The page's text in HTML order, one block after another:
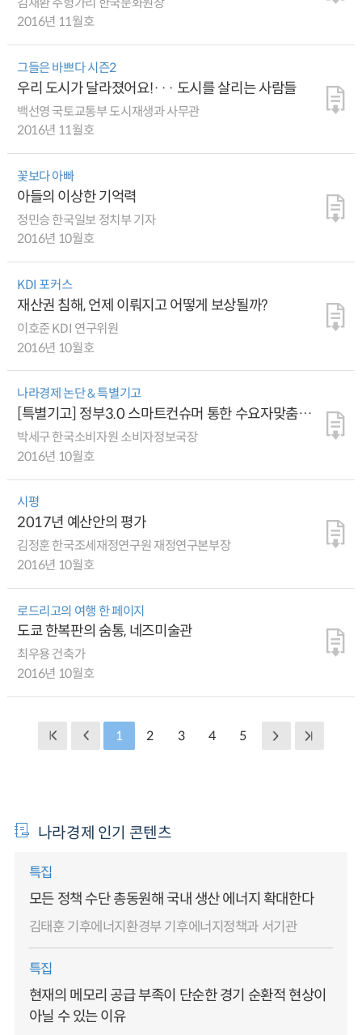
2016년 11월호
그들은 바쁘다 시즌2
우리 도시가 달라졌어요!··· 도시를 살리는 사람들
백선영 국토교통부 도시재생과 사무관
2016년 11월호
꽃보다 아빠
아들의 이상한 기억력
정민승 한국일보 정치부 기자
2016년 10월호
KDI 포커스
재산권 침해, 언제 이뤄지고 어떻게 보상될까?
이호준 KDI 연구위원
2016년 10월호
나라경제 논단 & 특별기고
[특별기고] 정부3.0 스마트컨슈머 통한 수요자맞춤형
비교정보 제공 확대돼야
박세구 한국소비자원 소비자정보국장
2016년 10월호
시평
2017년 예산안의 평가
김정훈 한국조세재정연구원 재정연구본부장
2016년 10월호
로드리고의 여행 한 페이지
도쿄 한복판의 숨통, 네즈미술관
최우용 건축가
2016년 10월호
1 2 3 4 5
나라경제 인기 콘텐츠
특집
모든 정책 수단 총동원해 국내 생산 에너지 확대한다
김태훈 기후에너지환경부 기후에너지정책과 서기관
특집
현재의 메모리 공급 부족이 단순한 경기 순환적 현상이
아닐 수 있는 이유